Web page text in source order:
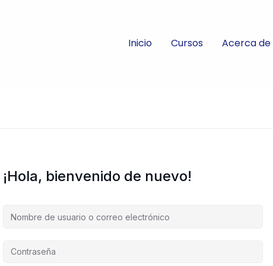
Inicio Cursos Acerca de
¡Hola, bienvenido de nuevo!